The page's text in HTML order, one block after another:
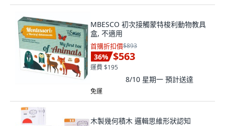
MBESCO 初次接觸蒙特梭利動物教具
盒, 不適用
首購折扣價$893
36% $563
運費 $195
8/10 星期一 預計送達
免運
木製幾何積木 邏輯思維形狀認知